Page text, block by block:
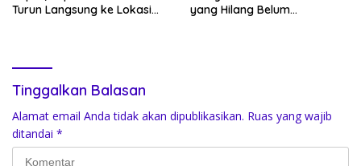
Turun Langsung ke Lokasi
yang Hilang Belum
Tinggalkan Balasan
Alamat email Anda tidak akan dipublikasikan. Ruas yang wajib
ditandai *